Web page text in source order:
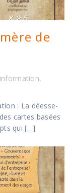
de
,
: La déesse-
cartes basées
qui […]